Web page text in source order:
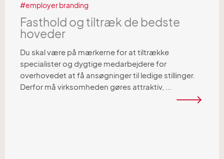
employer branding
Fasthold og tiltræk de bedste
hoveder
Du skal være på mærkerne for at tiltrække
specialister og dygtige medarbejdere for
overhovedet at få ansøgninger til ledige stillinger.
Derfor må virksomheden gøres attraktiv, ...